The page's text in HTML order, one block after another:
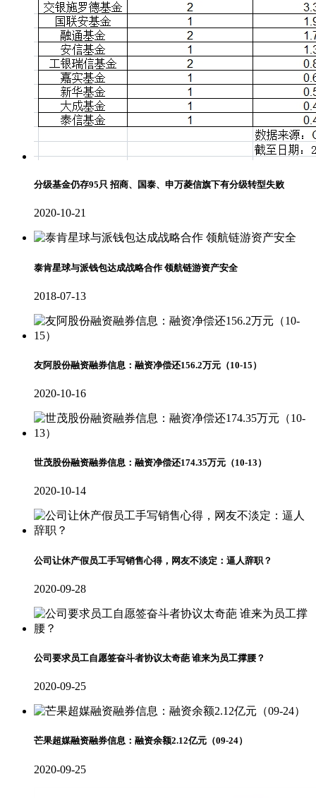
分级基金仍存95只 招商、国泰、申万菱信旗下有分级转型失败
2020-10-21
泰肯星球与派钱包达成战略合作 领航链游资产安全
2018-07-13
友阿股份融资融券信息：融资净偿还156.2万元（10-15）
2020-10-16
世茂股份融资融券信息：融资净偿还174.35万元（10-13）
2020-10-14
公司让休产假员工手写销售心得，网友不淡定：逼人辞职？
2020-09-28
公司要求员工自愿签奋斗者协议太奇葩 谁来为员工撑腰？
2020-09-25
芒果超媒融资融券信息：融资余额2.12亿元（09-24）
2020-09-25